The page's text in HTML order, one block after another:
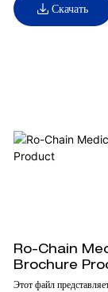
Скачать
Ro-Chain
Brochure
Этот файл